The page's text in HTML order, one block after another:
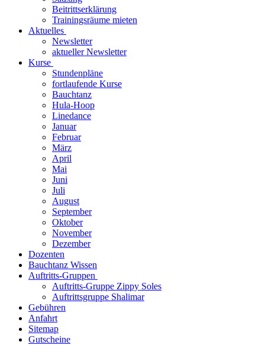
Beitrittserklärung
Trainingsräume mieten
Aktuelles
Newsletter
aktueller Newsletter
Kurse
Stundenpläne
fortlaufende Kurse
Bauchtanz
Hula-Hoop
Linedance
Januar
Februar
März
April
Mai
Juni
Juli
August
September
Oktober
November
Dezember
Dozenten
Bauchtanz Wissen
Auftritts-Gruppen
Auftritts-Gruppe Zippy Soles
Auftrittsgruppe Shalimar
Gebühren
Anfahrt
Sitemap
Gutscheine